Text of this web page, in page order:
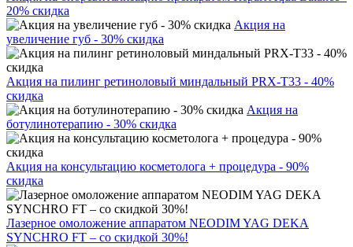
20% скидка
Акция на
увеличение губ - 30% скидка
Акция на пилинг ретиноловый миндальный PRX-T33 - 40%
скидка
Акция на
ботулинотерапию - 30% скидка
Акция на консультацию косметолога + процедура - 90%
скидка
Лазерное омоложение аппаратом NEODIM YAG DEKA
SYNCHRO FT – со скидкой 30%!